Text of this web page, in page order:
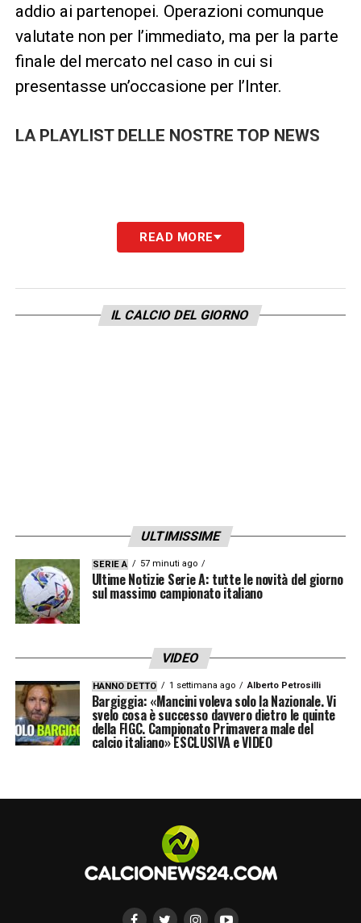
addio ai partenopei. Operazioni comunque
valutate non per l’immediato, ma per la parte
finale del mercato nel caso in cui si
presentasse un’occasione per l’Inter.
LA PLAYLIST DELLE NOSTRE TOP NEWS
READ MORE
IL CALCIO DEL GIORNO
ULTIMISSIME
SERIE A 57 minuti ago
Ultime Notizie Serie A: tutte le novità del giorno
sul massimo campionato italiano
VIDEO
HANNO DETTO 1 settimana ago Alberto Petrosilli
Bargiggia: «Mancini voleva solo la Nazionale. Vi
svelo cosa è successo davvero dietro le quinte
della FIGC. Campionato Primavera male del
calcio italiano» ESCLUSIVA e VIDEO